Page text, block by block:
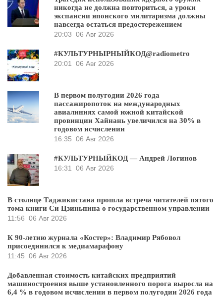
никогда не должна повториться, а уроки
экспансии японского милитаризма должны
навсегда остаться предостережением
20:03 06 Авг 2026
#КУЛЬТУРНЫРНЫЙКОД@radiometro
20:01
06 Авг 2026
В первом полугодии 2026 года
пассажиропоток на международных
авиалиниях самой южной китайской
провинции Хайнань увеличился на 30% в
годовом исчислении
16:35 06 Авг 2026
#КУЛЬТУРНЫЙКОД — Андрей Логинов
16:31
06 Авг 2026
В столице Таджикистана прошла встреча читателей пятого
тома книги Си Цзиньпина о государственном управлении
11:56 06 Авг 2026
К 90-летию журнала «Костер»: Владимир Рябовол
присоединился к медиамарафону
11:45 06 Авг 2026
Добавленная стоимость китайских предприятий
машиностроения выше установленного порога выросла на
6,4 % в годовом исчислении в первом полугодии 2026 года